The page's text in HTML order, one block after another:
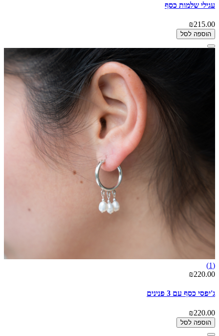
עגילי שלמות כסף
₪215.00
הוספה לסל
(1)
₪220.00
ג'יפסי כסף עם 3 פנינים
₪220.00
הוספה לסל